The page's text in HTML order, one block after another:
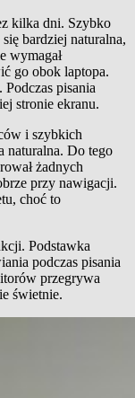
kilka dni. Szybko
bardziej naturalna,
wymagał
go obok laptopa.
Podczas pisania
stronie ekranu.
i szybkich
naturalna. Do tego
żadnych
przy nawigacji.
choć to
Podstawka
podczas pisania
przegrywa
świetnie.